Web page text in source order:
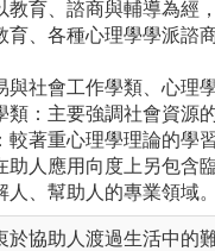
教育、諮商與輔導為經
育、各種心理學學派諮
與社會工作學類、心理
類：主要強調社會資源
較著重心理學理論的學
助人應用向度上另包含
人、幫助人的專業領域。
於協助人渡過生活中的